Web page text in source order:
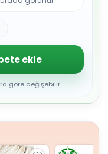
ekle
göre değişebilir.